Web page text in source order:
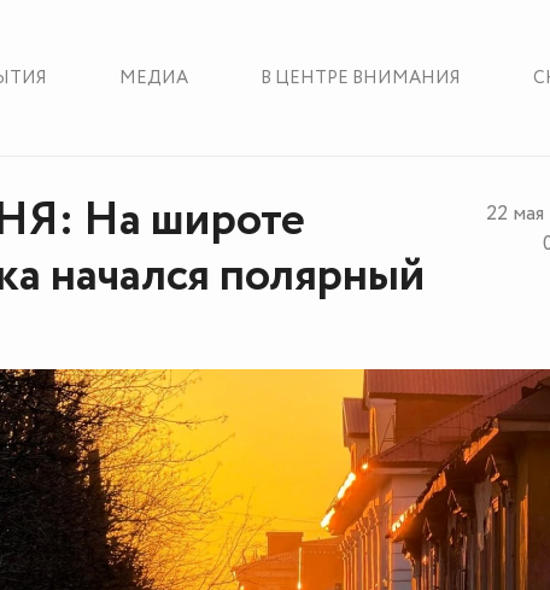
МЕДИА В ЦЕНТРЕ ВНИМАНИЯ
На широте
начался полярный
22